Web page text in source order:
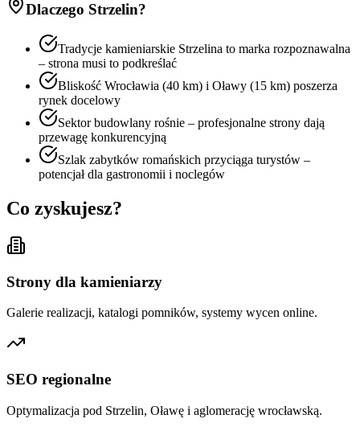
Dlaczego Strzelin?
Tradycje kamieniarskie Strzelina to marka rozpoznawalna
– strona musi to podkreślać
Bliskość Wrocławia (40 km) i Oławy (15 km) poszerza
rynek docelowy
Sektor budowlany rośnie – profesjonalne strony dają
przewagę konkurencyjną
Szlak zabytków romańskich przyciąga turystów –
potencjał dla gastronomii i noclegów
Co zyskujesz?
Strony dla kamieniarzy
Galerie realizacji, katalogi pomników, systemy wycen online.
SEO regionalne
Optymalizacja pod Strzelin, Oławę i aglomerację wrocławską.